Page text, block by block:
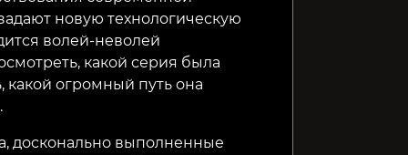
новую технологическую
волей-неволей
какой серия была
какой огромный путь она
досконально выполненные